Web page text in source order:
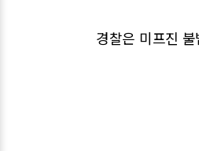
경찰은 미프진